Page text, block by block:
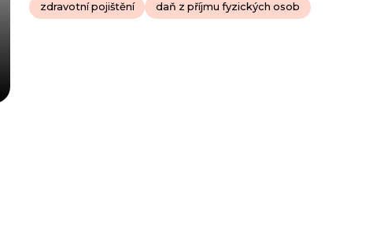
zdravotní pojištění daň z příjmu fyzických osob